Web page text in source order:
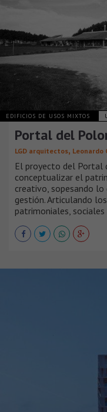
EDIFICIOS DE USOS MIXTOS
Portal del
LGD arquitectos, Leonardo
El proyecto del Portal
conceptualizar el
creativo, sopesando
gestión. Articulando
patrimoniales,